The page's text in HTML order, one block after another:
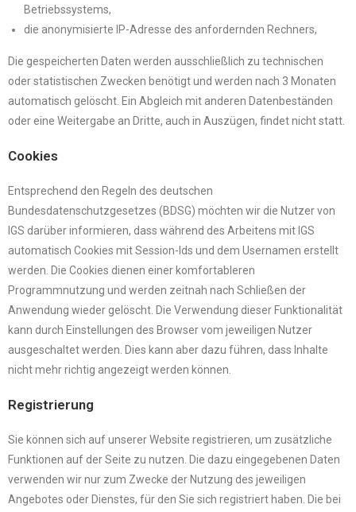
Betriebssystems,
die anonymisierte IP-Adresse des anfordernden Rechners,
Die gespeicherten Daten werden ausschließlich zu technischen
oder statistischen Zwecken benötigt und werden nach 3 Monaten
automatisch gelöscht. Ein Abgleich mit anderen Datenbeständen
oder eine Weitergabe an Dritte, auch in Auszügen, findet nicht statt.
Cookies
Entsprechend den Regeln des deutschen
Bundesdatenschutzgesetzes (BDSG) möchten wir die Nutzer von
IGS darüber informieren, dass während des Arbeitens mit IGS
automatisch Cookies mit Session-Ids und dem Usernamen erstellt
werden. Die Cookies dienen einer komfortableren
Programmnutzung und werden zeitnah nach Schließen der
Anwendung wieder gelöscht. Die Verwendung dieser Funktionalität
kann durch Einstellungen des Browser vom jeweiligen Nutzer
ausgeschaltet werden. Dies kann aber dazu führen, dass Inhalte
nicht mehr richtig angezeigt werden können.
Registrierung
Sie können sich auf unserer Website registrieren, um zusätzliche
Funktionen auf der Seite zu nutzen. Die dazu eingegebenen Daten
verwenden wir nur zum Zwecke der Nutzung des jeweiligen
Angebotes oder Dienstes, für den Sie sich registriert haben. Die bei